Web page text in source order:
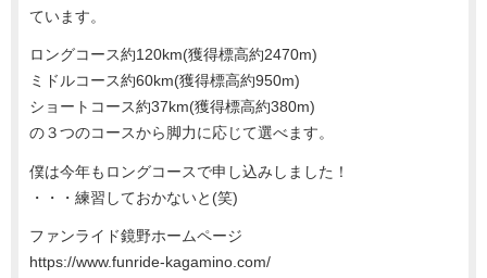
ています。
ロングコース約120km(獲得標高約2470m)
ミドルコース約60km(獲得標高約950m)
ショートコース約37km(獲得標高約380m)
の３つのコースから脚力に応じて選べます。
僕は今年もロングコースで申し込みしました！
・・・練習しておかないと(笑)
ファンライド鏡野ホームページ
https://www.funride-kagamino.com/